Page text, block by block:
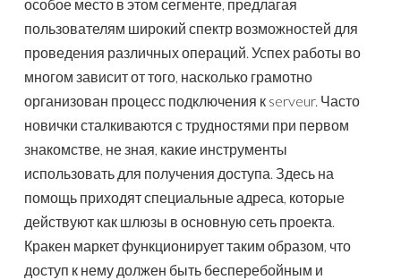
особое место в этом сегменте, предлагая
пользователям широкий спектр возможностей для
проведения различных операций. Успех работы во
многом зависит от того, насколько грамотно
организован процесс подключения к serveur. Часто
новички сталкиваются с трудностями при первом
знакомстве, не зная, какие инструменты
использовать для получения доступа. Здесь на
помощь приходят специальные адреса, которые
действуют как шлюзы в основную сеть проекта.
Кракен маркет функционирует таким образом, что
доступ к нему должен быть бесперебойным и